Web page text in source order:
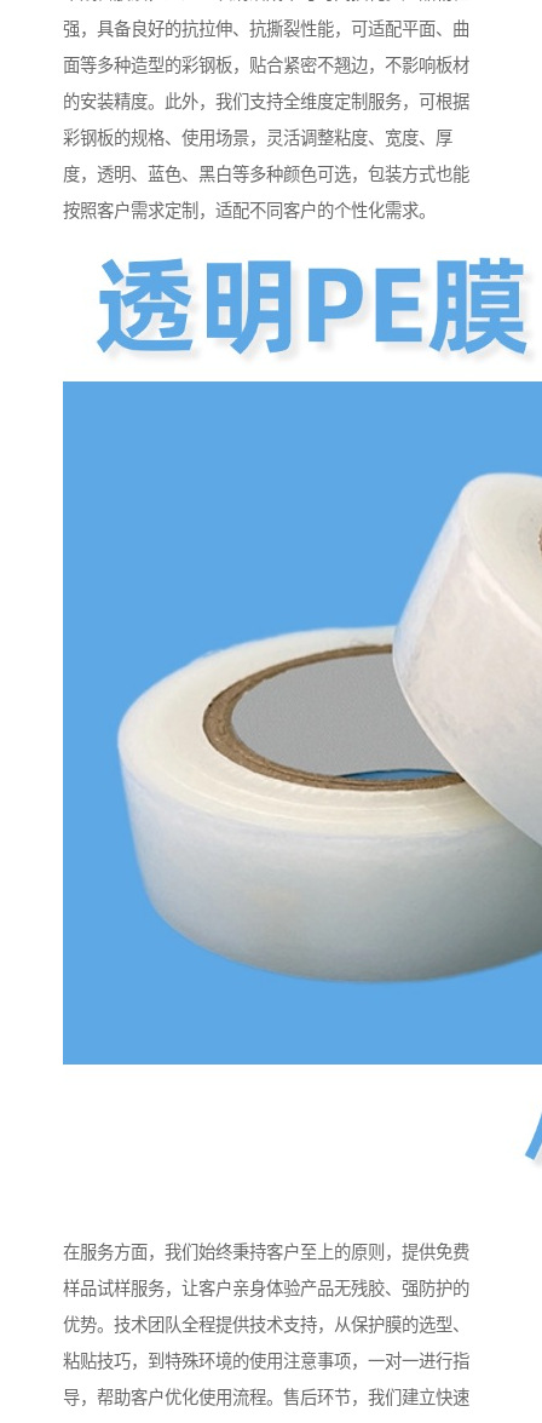
强，具备良好的抗拉伸、抗撕裂性能，可适配平面、曲
面等多种造型的彩钢板，贴合紧密不翘边，不影响板材
的安装精度。此外，我们支持全维度定制服务，可根据
彩钢板的规格、使用场景，灵活调整粘度、宽度、厚
度，透明、蓝色、黑白等多种颜色可选，包装方式也能
按照客户需求定制，适配不同客户的个性化需求。
在服务方面，我们始终秉持客户至上的原则，提供免费
样品试样服务，让客户亲身体验产品无残胶、强防护的
优势。技术团队全程提供技术支持，从保护膜的选型、
粘贴技巧，到特殊环境的使用注意事项，一对一进行指
导，帮助客户优化使用流程。售后环节，我们建立快速